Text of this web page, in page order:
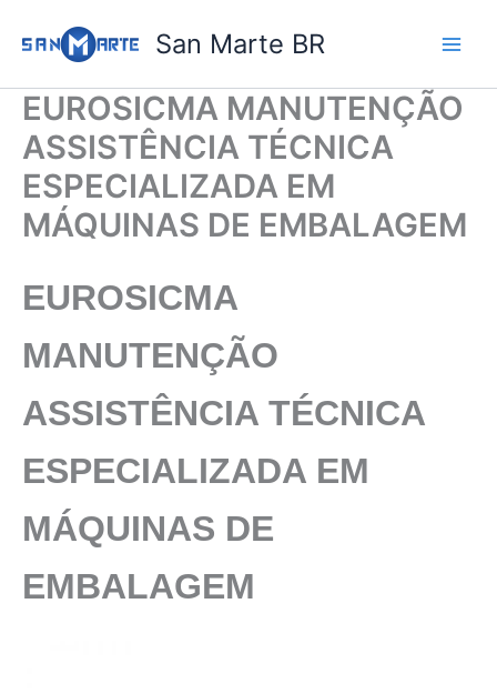
para
conteúdo
San Marte BR
EUROSICMA MANUTENÇÃO
ASSISTÊNCIA TÉCNICA
ESPECIALIZADA EM
MÁQUINAS DE EMBALAGEM
EUROSICMA
MANUTENÇÃO
ASSISTÊNCIA TÉCNICA
ESPECIALIZADA EM
MÁQUINAS DE
EMBALAGEM